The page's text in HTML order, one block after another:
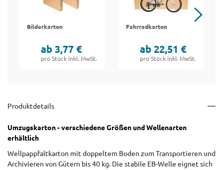
Bilderkarton
ab 3,77 €
pro Stück inkl. MwSt.
Fahrradkarton
ab 22,51 €
pro Stück inkl. MwSt.
Produktdetails
Umzugskarton - verschiedene Größen und Wellenarten
erhältlich
Wellpappfaltkarton mit doppeltem Boden zum Transportieren und
Archivieren von Gütern bis 40 kg. Die stabile EB-Welle eignet sich